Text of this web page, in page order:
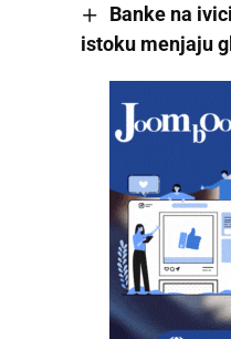
Banke na
istoku menjaju